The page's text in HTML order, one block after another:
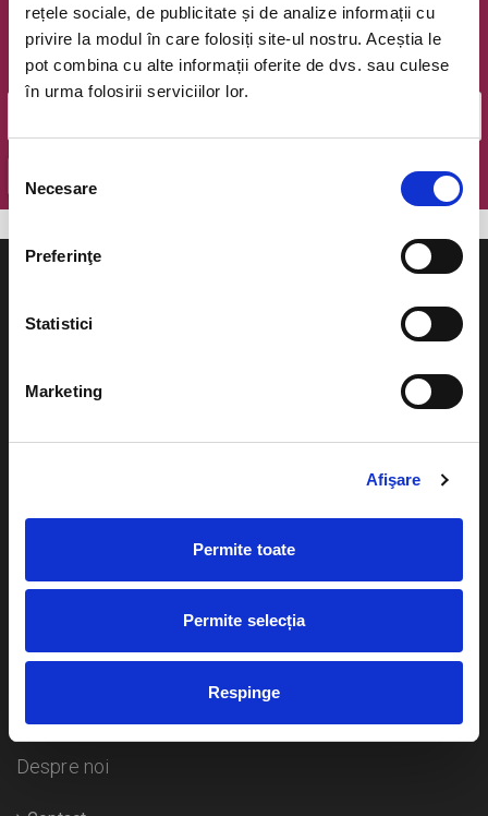
rețele sociale, de publicitate și de analize informații cu
privire la modul în care folosiți site-ul nostru. Aceștia le
pot combina cu alte informații oferite de dvs. sau culese
în urma folosirii serviciilor lor.
consimțământului
Necesare
Preferinţe
Statistici
Marketing
Afişare
Permite toate
Permite selecția
Respinge
Oferte exclusive si o editie saptamanala cu cele mai noi
evenimente.
Email
Plata online sau cash
Livrare prin curier
Duplicare bilete
Concerte si
Despre noi